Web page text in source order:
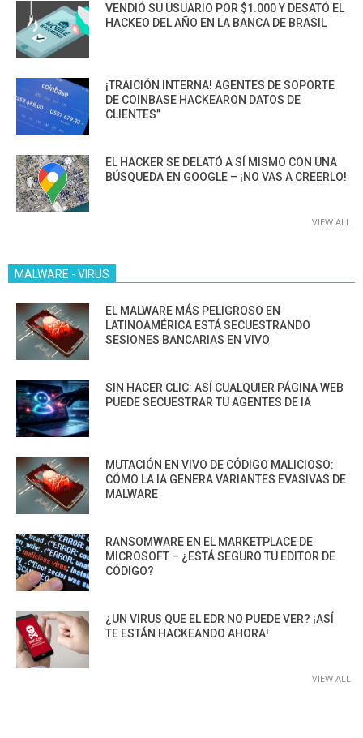
VENDIÓ SU USUARIO POR $1.000 Y DESATÓ EL
HACKEO DEL AÑO EN LA BANCA DE BRASIL
¡TRAICIÓN INTERNA! AGENTES DE SOPORTE
DE COINBASE HACKEARON DATOS DE
CLIENTES”
EL HACKER SE DELATÓ A SÍ MISMO CON UNA
BÚSQUEDA EN GOOGLE – ¡NO VAS A CREERLO!
VIEW ALL
MALWARE - VIRUS
EL MALWARE MÁS PELIGROSO EN
LATINOAMÉRICA ESTÁ SECUESTRANDO
SESIONES BANCARIAS EN VIVO
SIN HACER CLIC: ASÍ CUALQUIER PÁGINA WEB
PUEDE SECUESTRAR TU AGENTES DE IA
MUTACIÓN EN VIVO DE CÓDIGO MALICIOSO:
CÓMO LA IA GENERA VARIANTES EVASIVAS DE
MALWARE
RANSOMWARE EN EL MARKETPLACE DE
MICROSOFT – ¿ESTÁ SEGURO TU EDITOR DE
CÓDIGO?
¿UN VIRUS QUE EL EDR NO PUEDE VER? ¡ASÍ
TE ESTÁN HACKEANDO AHORA!
VIEW ALL